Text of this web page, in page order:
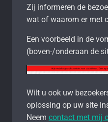
Zij informeren de
wat of waarom er met
Een voorbeeld in de
(boven-/onderaan de
Wilt u ook uw
oplossing op uw site
Neem contact met mij